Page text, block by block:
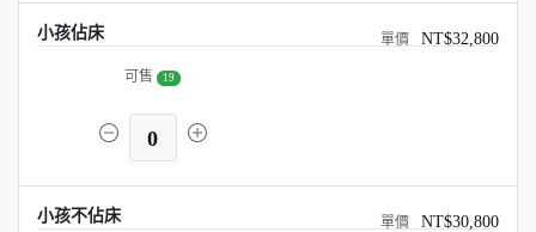
小孩佔床 NT$32,800
可售 19
0
小孩不佔床 NT$30,800